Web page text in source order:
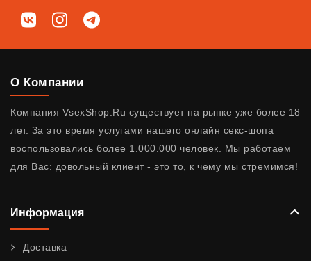
Мы в соц. сетях
ВКонтактеInstagramTelegram
О Компании
Компания VsexShop.Ru существует на рынке уже более 18
лет. За это время услугами нашего онлайн секс-шопа
воспользовались более 1.000.000 человек. Мы работаем
для Вас: довольный клиент - это то, к чему мы стремимся!
Информация
Доставка